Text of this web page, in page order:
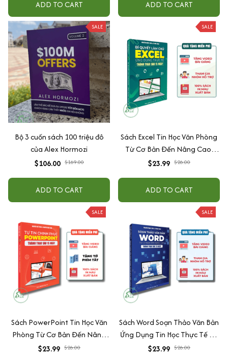
ADD TO CART ADD TO CART
SALE
Bộ 3 cuốn sách 100 triệu đô
của Alex Hormozi
$106.00 $169.00
ADD TO CART
SALE
Sách Excel Tin Học Văn Phòng
Từ Cơ Bản Đến Nâng Cao,
Tặng Video Hướng Dẫn + File
$23.99 $26.00
ADD TO CART
SALE
Sách PowerPoint Tin Học Văn
Phòng Từ Cơ Bản Đến Nâng
Cao Cho Người Đi Làm + Tặng
$23.99 $26.00
SALE
Sách Word Soạn Thảo Văn Bản
Ứng Dụng Tin Học Thực Tế Từ
Cơ Bản Đến Nâng Cao Có
$23.99 $26.00